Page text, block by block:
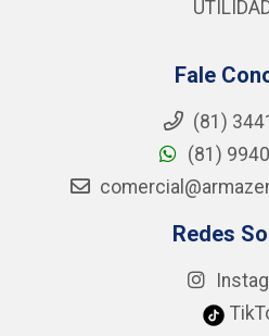
Fale
(81)
(81)
Redes